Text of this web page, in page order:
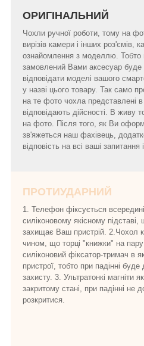
ОРИГІНАЛЬНИЙ
Чохли ручної роботи, тому на
вирізів камери і інших роз'ємів,
ознайомлення з моделлю.
замовлений Вами аксесуар буде
відповідати моделі вашого
у назві цього товару. Так само
на те фото чохла представлені в
відповідають дійсності. В живу
на фото. Після того, як Ви
зв'яжеться наш фахівець,
відповість на всі ваші запитання
ПРОТИУДАРНИЙ
1. Телефон фіксується
силіконовому якісному
захищає Ваш пристрій. 2.Чохол
чином, що торці "книжки" на пару
силіконовий фіксатор-тримач в
пристрої, тобто при падінні
захисту. 3. Ультратонкі магніти
закритому стані, при падінні не
розкритися.